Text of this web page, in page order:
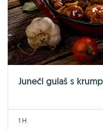
Juneći gulaš s
1 H